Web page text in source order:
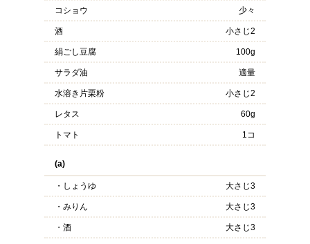
コショウ 少々
酒 小さじ2
絹ごし豆腐 100g
サラダ油 適量
水溶き片栗粉 小さじ2
レタス 60g
トマト 1コ
(a)
・しょうゆ 大さじ3
・みりん 大さじ3
・酒 大さじ3